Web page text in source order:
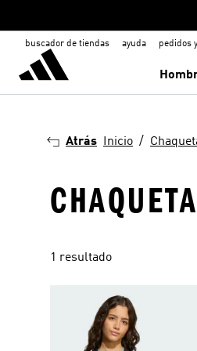
buscador de tiendas ayuda pedidos
Atrás Inicio
1 resultado